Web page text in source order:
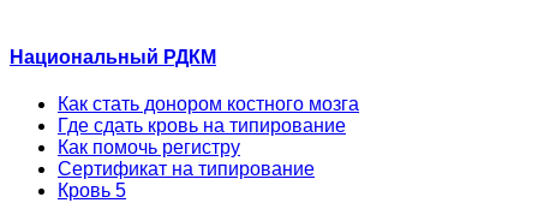
Национальный РДКМ
Как стать донором костного мозга
Где сдать кровь на типирование
Как помочь регистру
Сертификат на типирование
Кровь 5